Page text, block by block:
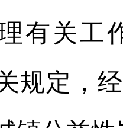
有关工
规定，